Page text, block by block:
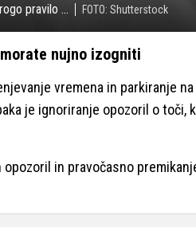
pravilo ... FOTO: Shutterstock
nujno izogniti
vremena in parkiranje
je ignoriranje opozoril o toči,
in pravočasno